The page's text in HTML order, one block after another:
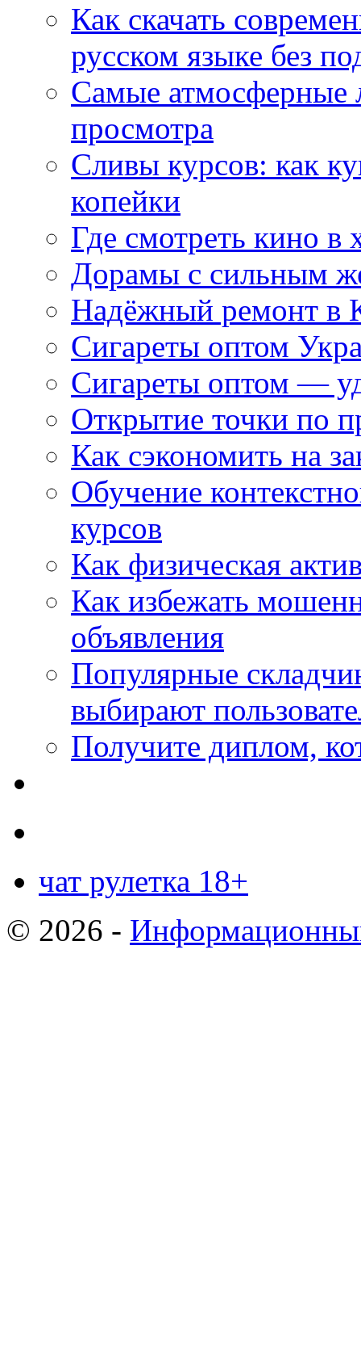
Как скачать
русском языке без
Самые атмосферные
просмотра
Сливы курсов: как
копейки
Где смотреть кино в
Дорамы с сильным
Надёжный ремонт в
Сигареты оптом
Сигареты оптом —
Открытие точки по
Как сэкономить на
Обучение
курсов
Как физическая
Как избежать
объявления
Популярные
выбирают
Получите диплом,
чат рулетка 18+
© 2026 -